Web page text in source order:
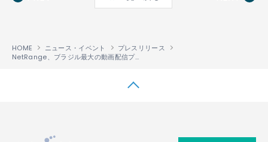
HOME ニュース・イベント
プレスリリース
NetRange、ブラジル最大の動画配信プラットフォーム「Globoplay」の アップグレード版アプリをNetRangeポータルに追加、ブラジル全土で提供するコネクテッドデバイス向けにコンテンツを拡充